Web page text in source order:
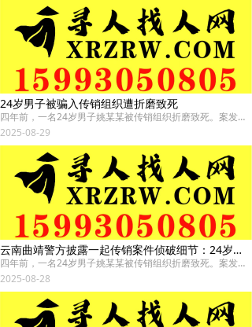
24岁男子被骗入传销组织遭折磨致死
四年前，一名24岁男子姚某某被传销组织折磨致死。案发后，云南曲靖市警方迅速成立专案组，依托反传销信息系统和大数据研判，辗转多省抓获58名主要嫌疑人。
2025-08-29
云南曲靖警方披露一起传销案件侦破细节：24岁男子因不顺从遭折磨致死
四年前，一名24岁男子姚某某被传销组织折磨致死。案发后，云南曲靖市警方迅速成立专案组，依托反传销信息系统和大数据研判，辗转多省抓获58名主要嫌疑人。
2025-08-28